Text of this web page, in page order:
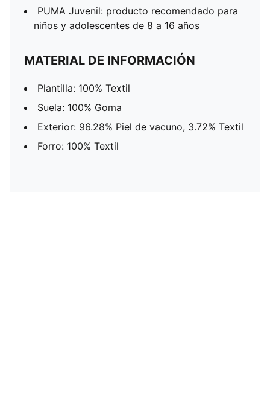
PUMA Juvenil: producto recomendado para
niños y adolescentes de 8 a 16 años
MATERIAL DE INFORMACIÓN
Plantilla: 100% Textil
Suela: 100% Goma
Exterior: 96.28% Piel de vacuno, 3.72% Textil
Forro: 100% Textil